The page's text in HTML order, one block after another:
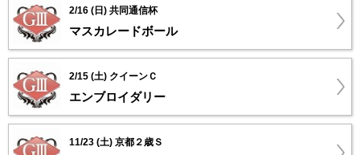
2/16 (日) 共同通信杯
マスカレードボール
2/15 (土) クイーンＣ
エンブロイダリー
11/23 (土) 京都２歳Ｓ